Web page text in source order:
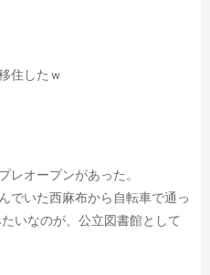
住したｗ
レオープンがあった。
でいた西麻布から自転車で通っ
いなのが、公立図書館として